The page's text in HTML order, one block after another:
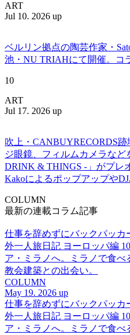
ART
Jul 10. 2026 up
ベルリン拠点の陶芸作家・
池・NU TRIAHにて開催。コ
10
ART
Jul 17. 2026 up
吹上・CANBUYRECORDS
ジ眼鏡、フィルムカメラな
DRINK & THINGS -」がプレ
KakoによるポップアップやDJ
COLUMN
最新の連載コラム記事
仕事を辞めずにバックパッ
外一人旅日記 ヨーロッパ編
ア・ミラノへ。ミラノで食
教会建築との出会い。
COLUMN
May 19. 2026 up
仕事を辞めずにバックパッ
外一人旅日記 ヨーロッパ編
ア・ミラノへ。ミラノで食